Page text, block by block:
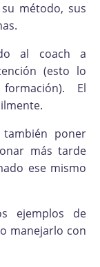
método, sus
al coach a
(esto lo
El
poner
más tarde
ese mismo
ejemplos de
manejarlo con